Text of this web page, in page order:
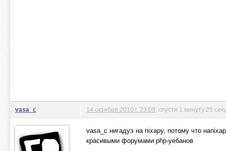
vasa_c 14 октября 2010 г. 23:09 , спустя 1 минуту 25
vasa_c нигадуэ на пiхару, потому что
красивыми форумами php-уебанов